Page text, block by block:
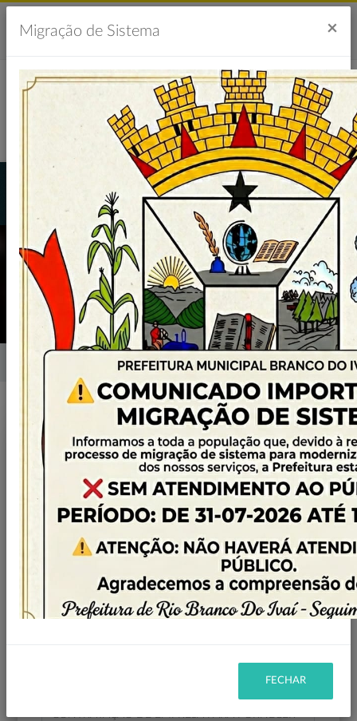
LICITAÇÕES
Licitações Detalhes
Pregão Eletrônico
0029/2022
Status: Em
andamento
Abertura em: 01/07/2022
às 09:00h
CONTRATAÇÃO DE EMPRESA PARA FORNECER
Migração de Sistema ×
FECHAR